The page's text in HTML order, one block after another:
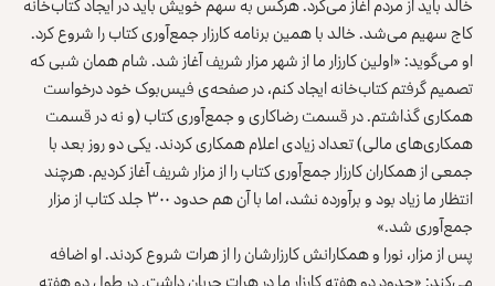
کاج سهیم می‌شد. خالد با همین برنامه کارزار جمع‌آوری کتاب را شروع کرد.
او می‌گوید: «اولین کارزار ما از شهر مزار شریف آغاز شد. شام همان شبی که
تصمیم گرفتم کتاب‌خانه ایجاد کنم، در صفحه‌ی فیس‌‎بوک خود درخواست
همکاری گذاشتم. در قسمت رضاکاری و جمع‌آوری کتاب (و نه در قسمت
همکاری‌های مالی) تعداد زیادی اعلام همکاری کردند. یکی دو روز بعد با
جمعی از همکاران کارزار جمع‌آوری کتاب را از مزار شریف آغاز کردیم. هرچند
انتظار ما زیاد بود و برآورده نشد، اما با آن هم حدود ۳۰۰ جلد کتاب از مزار
جمع‌آوری شد.»
پس از مزار، نورا و همکارانش کارزار‌شان را از هرات شروع کردند. او اضافه